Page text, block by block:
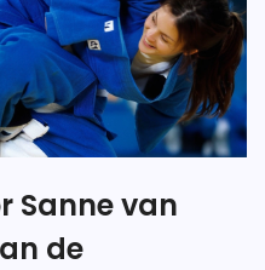
Sanne van
de